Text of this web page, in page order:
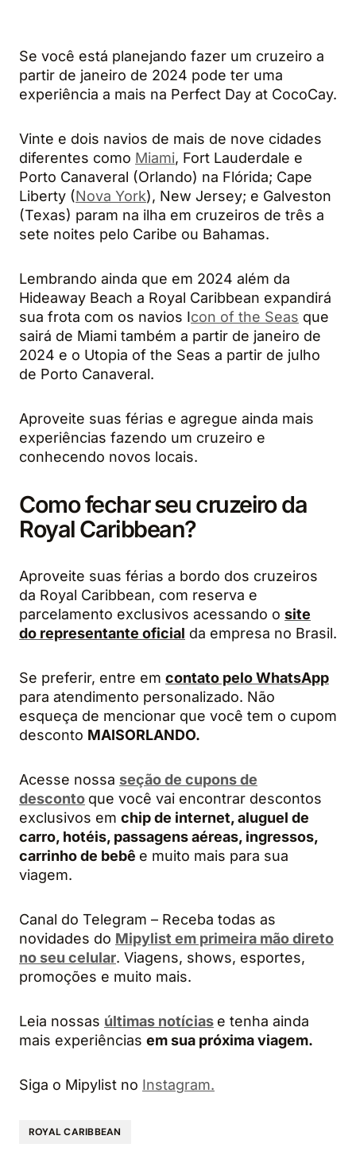
Se você está planejando fazer um cruzeiro a
partir de janeiro de 2024 pode ter uma
experiência a mais na Perfect Day at CocoCay.
Vinte e dois navios de mais de nove cidades
diferentes como Miami, Fort Lauderdale e
Porto Canaveral (Orlando) na Flórida; Cape
Liberty (Nova York), New Jersey; e Galveston
(Texas) param na ilha em cruzeiros de três a
sete noites pelo Caribe ou Bahamas.
Lembrando ainda que em 2024 além da
Hideaway Beach a Royal Caribbean expandirá
sua frota com os navios Icon of the Seas que
sairá de Miami também a partir de janeiro de
2024 e o Utopia of the Seas a partir de julho
de Porto Canaveral.
Aproveite suas férias e agregue ainda mais
experiências fazendo um cruzeiro e
conhecendo novos locais.
Como fechar seu cruzeiro da
Royal Caribbean?
Aproveite suas férias a bordo dos cruzeiros
da Royal Caribbean, com reserva e
parcelamento exclusivos acessando o site
do representante oficial da empresa no Brasil.
Se preferir, entre em contato pelo WhatsApp
para atendimento personalizado. Não
esqueça de mencionar que você tem o cupom
desconto MAISORLANDO.
Acesse nossa seção de cupons de
desconto que você vai encontrar descontos
exclusivos em chip de internet, aluguel de
carro, hotéis, passagens aéreas, ingressos,
carrinho de bebê e muito mais para sua
viagem.
Canal do Telegram – Receba todas as
novidades do Mipylist em primeira mão direto
no seu celular. Viagens, shows, esportes,
promoções e muito mais.
Leia nossas últimas notícias e tenha ainda
mais experiências em sua próxima viagem.
Siga o Mipylist no Instagram.
ROYAL CARIBBEAN